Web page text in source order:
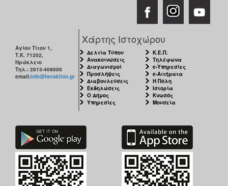
Αγίου Τίτου 1,
Τ.Κ. 71202,
Ηράκλειο
Τηλ.: 2813-409000
email:info@heraklion.gr
Χάρτης Ιστοχώρου
Δελτία Τύπου
Ανακοινώσεις
Διαγωνισμοί
Προσλήψεις
Διαβουλεύσεις
Εκδηλώσεις
Ο Δήμος
Υπηρεσίες
Κ.Ε.Π.
Τηλέφωνα
e-Υπηρεσίες
e-Αιτήματα
Η Πόλη
Ιστορία
Κνωσός
Μουσεία